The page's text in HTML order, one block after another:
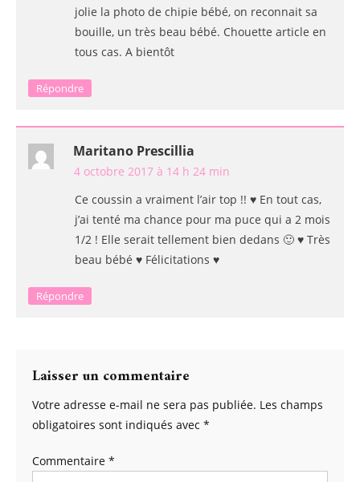
jolie la photo de chipie bébé, on reconnait sa
bouille, un très beau bébé. Chouette article en
tous cas. A bientôt
Répondre
Maritano Prescillia
4 octobre 2017 à 14 h 24 min
Ce coussin a vraiment l’air top !! ♥ En tout cas,
j’ai tenté ma chance pour ma puce qui a 2 mois
1/2 ! Elle serait tellement bien dedans 🙂 ♥ Très
beau bébé ♥ Félicitations ♥
Répondre
Laisser un commentaire
Votre adresse e-mail ne sera pas publiée. Les champs
obligatoires sont indiqués avec *
Commentaire *